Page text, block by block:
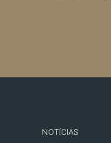
NOTÍCIAS